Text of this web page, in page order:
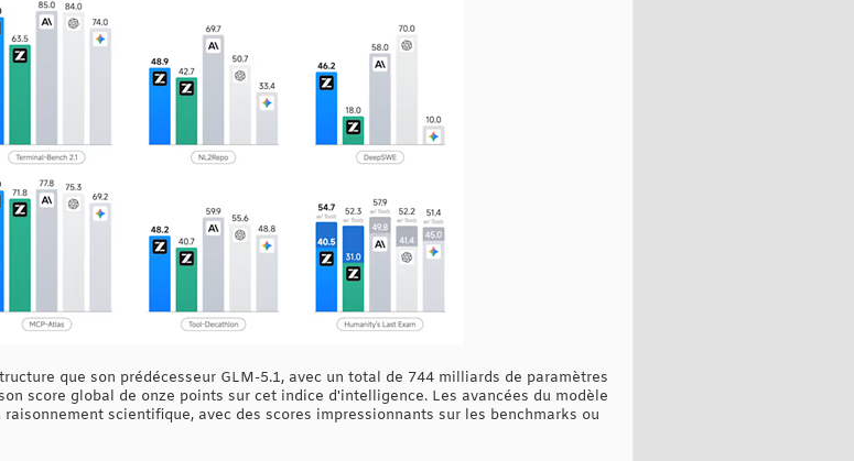
que son prédécesseur GLM-5.1, avec un total de 744 milliards de paramètres
score global de onze points sur cet indice d'intelligence. Les avancées du modèle
scientifique, avec des scores impressionnants sur les benchmarks ou